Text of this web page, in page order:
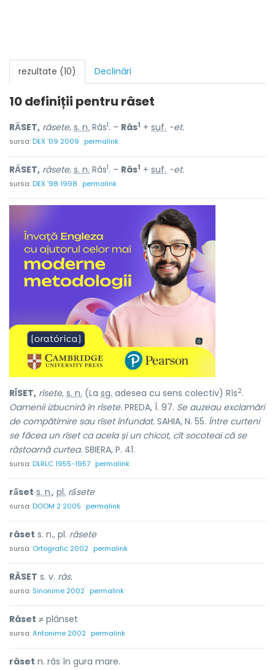
rezultate (10) Declinări
10 definiții pentru râset
RẤSET, râsete, s. n. Râs1. – Râs1 + suf. -et.
sursa:DEX '09 2009 permalink
RẤSET, râsete, s. n. Râs1. – Râs1 + suf. -et.
sursa:DEX '98 1998 permalink
RÎ́SET, rîsete, s. n. (La sg. adesea cu sens colectiv) Rîs2.
Oamenii izbucniră în rîsete. PREDA, Î. 97. Se auzeau exclamări
de compătimire sau rîset înfundat. SAHIA, N. 55. Între curteni
se făcea un rîset ca acela și un chicot, cît socoteai că se
răstoarnă curtea. SBIERA, P. 41.
sursa:DLRLC 1955-1957 permalink
rấset s. n., pl. rấsete
sursa:DOOM 2 2005 permalink
râset s. n., pl. râsete
sursa: Ortografic 2002 permalink
RÂSET s. v. râs.
sursa: Sinonime 2002 permalink
Râset ≠ plânset
sursa:Antonime 2002 permalink
râset n. râs în gura mare.